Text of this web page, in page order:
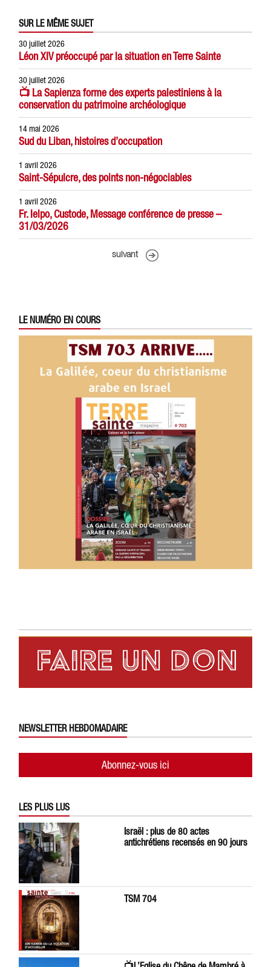
SUR LE MÊME SUJET
30 juillet 2026
Léon XIV préoccupé par la situation en Terre Sainte
30 juillet 2026
📺 La Sapienza forme des experts palestiniens à la
conservation du patrimoine archéologique
14 mai 2026
Sud du Liban, histoires d’occupation
1 avril 2026
Saint-Sépulcre, des points non-négociables
1 avril 2026
Fr. Ielpo, Custode, Message conférence de presse –
31/03/2026
suivant
LE NUMÉRO EN COURS
NEWSLETTER HEBDOMADAIRE
Abonnez-vous ici
LES PLUS LUS
Israël : plus de 80 actes
antichrétiens recensés en 90 jours
TSM 704